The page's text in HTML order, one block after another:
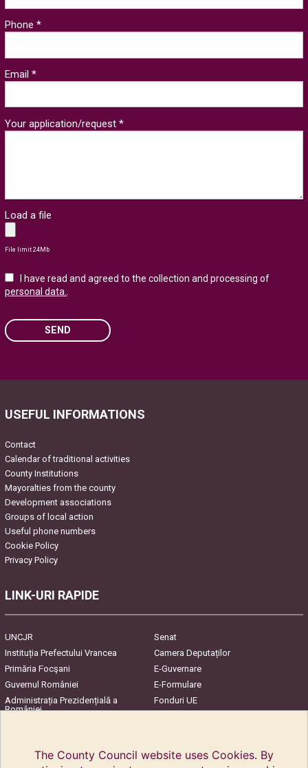
Phone *
Email *
Your application/request *
Load a file
File limit 24Mb
I have read and agreed to the collection and processing of
personal data..
SEND
USEFUL INFORMATIONS
Contact
Calendar of traditional activities
County Institutions
Mayoralties from the county
Development associations
Groups of local action
Useful phone numbers
Cookie Policy
Privacy Policy
LINK-URI RAPIDE
UNCJR
Senat
Instituția Prefectului Vrancea
Camera Deputaților
Primăria Focşani
E-Guvernare
Guvernul României
E-Formulare
Administrația Prezidențială a
României
Fonduri UE
The County Council website uses Cookies. By